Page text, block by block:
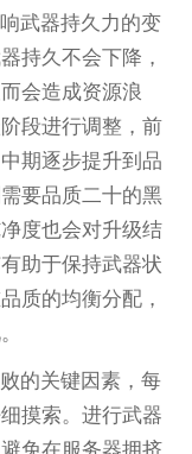
武器持久力的变
持久不会下降，
会造成资源浪
段进行调整，前
期逐步提升到品
要品质二十的黑
度也会对升级结
助于保持武器状
质的均衡分配，
的关键因素，每
摸索。进行武器